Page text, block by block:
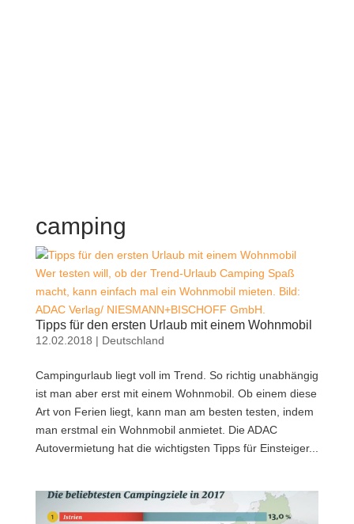
camping
Wer testen will, ob der Trend-Urlaub Camping Spaß
macht, kann einfach mal ein Wohnmobil mieten. Bild:
ADAC Verlag/ NIESMANN+BISCHOFF GmbH.
Tipps für den ersten Urlaub mit einem Wohnmobil
12.02.2018 | Deutschland
Campingurlaub liegt voll im Trend. So richtig unabhängig
ist man aber erst mit einem Wohnmobil. Ob einem diese
Art von Ferien liegt, kann man am besten testen, indem
man erstmal ein Wohnmobil anmietet. Die ADAC
Autovermietung hat die wichtigsten Tipps für Einsteiger...